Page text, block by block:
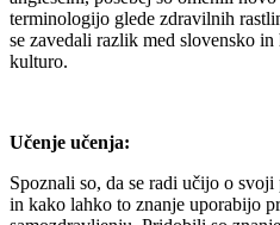
terminologijo glede zdravilnih
se zavedali razlik med slovensko in
kulturo.
Učenje učenja:
Spoznali so, da se radi učijo o svoji
in kako lahko to znanje uporabijo